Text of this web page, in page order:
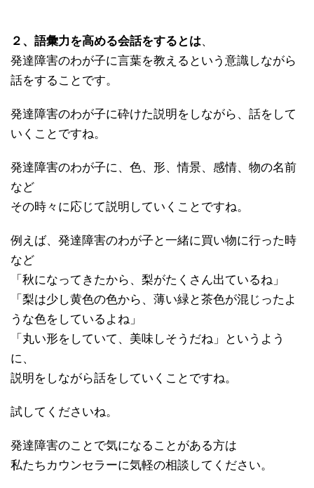
２、語彙力を高める会話をするとは、
発達障害のわが子に言葉を教えるという意識しながら
話をすることです。
発達障害のわが子に砕けた説明をしながら、話をして
いくことですね。
発達障害のわが子に、色、形、情景、感情、物の名前
など
その時々に応じて説明していくことですね。
例えば、発達障害のわが子と一緒に買い物に行った時
など
「秋になってきたから、梨がたくさん出ているね」
「梨は少し黄色の色から、薄い緑と茶色が混じったよ
うな色をしているよね」
「丸い形をしていて、美味しそうだね」というよう
に、
説明をしながら話をしていくことですね。
試してくださいね。
発達障害のことで気になることがある方は
私たちカウンセラーに気軽の相談してください。